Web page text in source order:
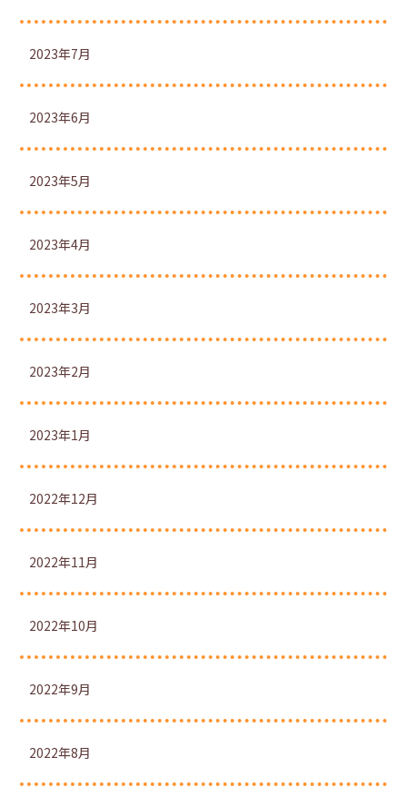
2023年7月
2023年6月
2023年5月
2023年4月
2023年3月
2023年2月
2023年1月
2022年12月
2022年11月
2022年10月
2022年9月
2022年8月